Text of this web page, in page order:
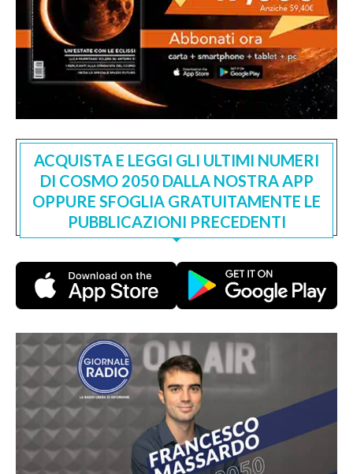
ACQUISTA E LEGGI GLI ULTIMI NUMERI
DI COSMO 2050 DALLA NOSTRA APP
OPPURE SFOGLIA GRATUITAMENTE LE
PUBBLICAZIONI PRECEDENTI